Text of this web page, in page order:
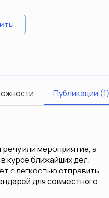
Публикации (1)
или мероприятие, а
курсе ближайших дел.
с легкостью отправить
для совместного